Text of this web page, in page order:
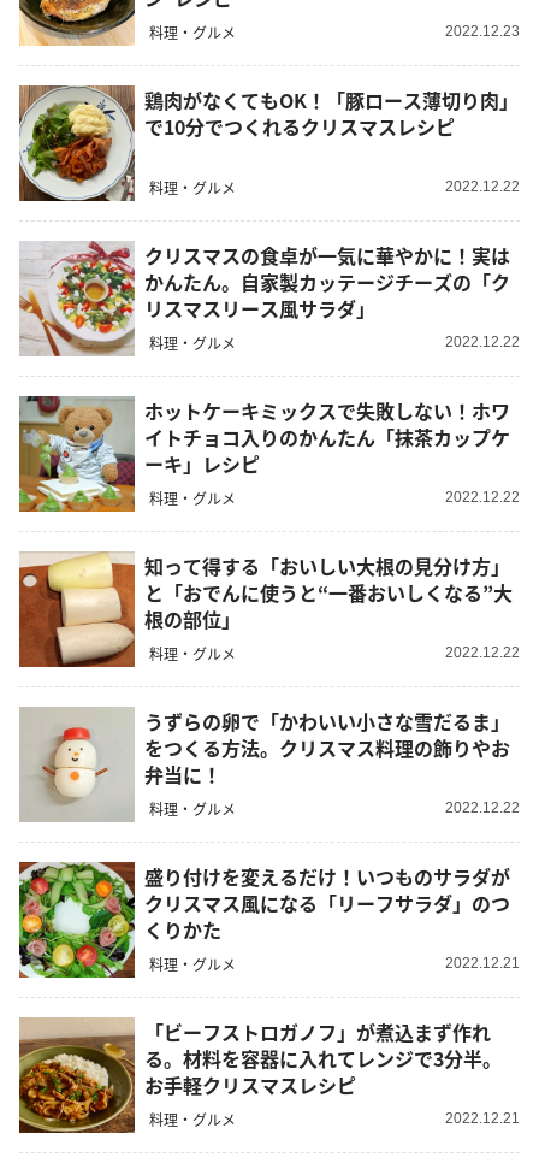
料理・グルメ 2022.12.23
鶏肉がなくてもOK！「豚ロース薄切り肉」
で10分でつくれるクリスマスレシピ
料理・グルメ 2022.12.22
クリスマスの食卓が一気に華やかに！実は
かんたん。自家製カッテージチーズの「ク
リスマスリース風サラダ」
料理・グルメ 2022.12.22
ホットケーキミックスで失敗しない！ホワ
イトチョコ入りのかんたん「抹茶カップケ
ーキ」レシピ
料理・グルメ 2022.12.22
知って得する「おいしい大根の見分け方」
と「おでんに使うと“一番おいしくなる”大
根の部位」
料理・グルメ 2022.12.22
うずらの卵で「かわいい小さな雪だるま」
をつくる方法。クリスマス料理の飾りやお
弁当に！
料理・グルメ 2022.12.22
盛り付けを変えるだけ！いつものサラダが
クリスマス風になる「リーフサラダ」のつ
くりかた
料理・グルメ 2022.12.21
「ビーフストロガノフ」が煮込まず作れ
る。材料を容器に入れてレンジで3分半。
お手軽クリスマスレシピ
料理・グルメ 2022.12.21